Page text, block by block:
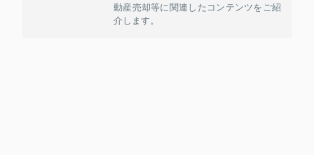
動産売却等に関連したコンテンツをご紹
介します。